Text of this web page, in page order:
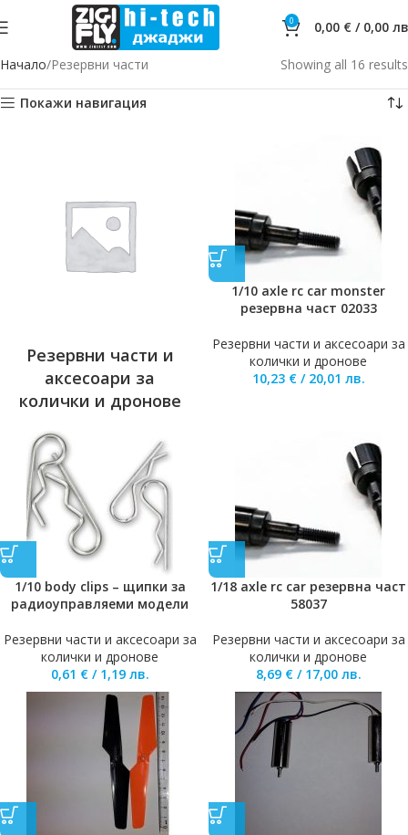
0 0,00 € / 0,00
Начало Резервни части Showing all 16 results
Покажи навигация
Резервни части и
аксесоари за
колички и дронове
1/10 axle rc car monster
резервна част 02033
Резервни части и аксесоари за
колички и дронове
10,23 € / 20,01 лв.
1/10 body clips – щипки за
радиоуправляеми модели
Резервни части и аксесоари за
колички и дронове
0,61 € / 1,19 лв.
1/18 axle rc car резервна част
58037
Резервни части и аксесоари за
колички и дронове
8,69 € / 17,00 лв.